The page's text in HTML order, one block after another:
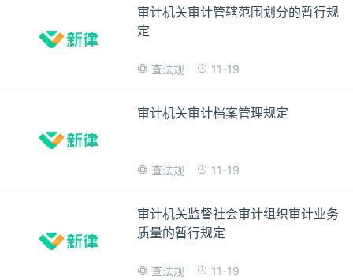
审计机关审计管辖范围划分的暂行规
定
查法规 11-19
审计机关审计档案管理规定
查法规 11-19
审计机关监督社会审计组织审计业务
质量的暂行规定
查法规 11-19